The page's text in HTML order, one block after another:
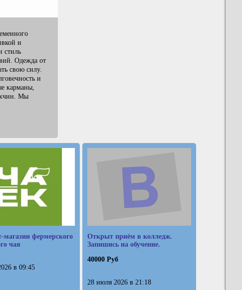
и
стиль
Одежда от
свою силу.
и
карманы,
Мы
магазин фермерского
чая
в 09:45
Открыт приём в колледж.
Запишись на обучение.
40000 Руб
28 июля 2026 в 21:18